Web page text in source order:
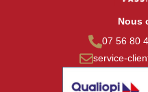
Nous
07 56 80
service-